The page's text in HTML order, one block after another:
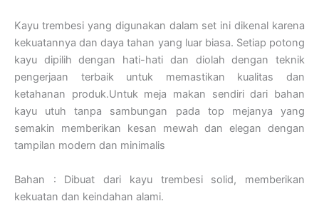
Kayu trembesi yang digunakan dalam set ini dikenal karena
kekuatannya dan daya tahan yang luar biasa. Setiap potong
kayu dipilih dengan hati-hati dan diolah dengan teknik
pengerjaan terbaik untuk memastikan kualitas dan
ketahanan produk.Untuk meja makan sendiri dari bahan
kayu utuh tanpa sambungan pada top mejanya yang
semakin memberikan kesan mewah dan elegan dengan
tampilan modern dan minimalis
Bahan : Dibuat dari kayu trembesi solid, memberikan
kekuatan dan keindahan alami.